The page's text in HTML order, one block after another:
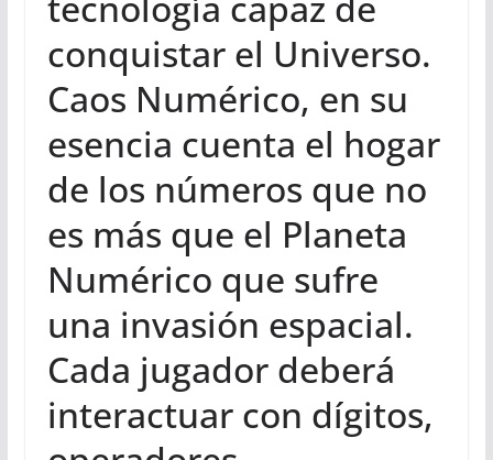
conquistar el Universo.
Caos Numérico, en su
esencia cuenta el hogar
de los números que no
es más que el Planeta
Numérico que sufre
una invasión espacial.
Cada jugador deberá
interactuar con dígitos,